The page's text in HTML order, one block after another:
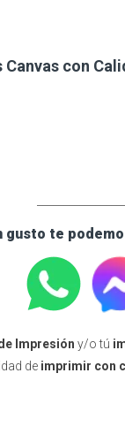
Canvas con
gusto te
Impresión y/o tú
de imprimir con